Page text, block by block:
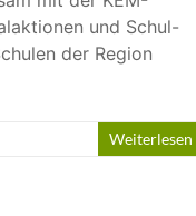
und Schul-
der Region
Weiterlesen